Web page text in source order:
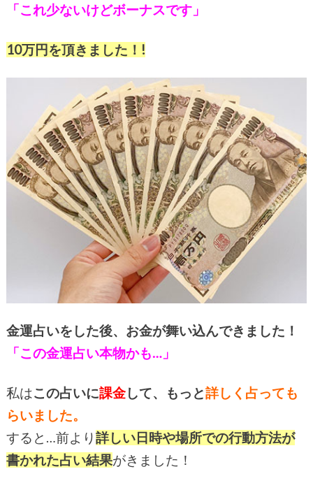
「これ少ないけどボーナスです」
10万円を頂きました！!
金運占いをした後、お金が舞い込んできました！
「この金運占い本物かも…」
私はこの占いに課金して、もっと詳しく占っても
らいました。
すると…前より詳しい日時や場所での行動方法が
書かれた占い結果がきました！